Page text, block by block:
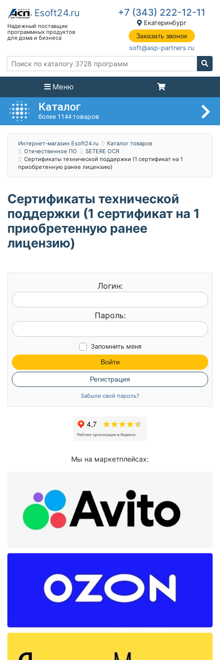
+7 (343) 222-12-11
Екатеринбург
Заказать звонок
soft@asp-partners.ru
Меню
Каталог
более 1144 товаров
Интернет-магазин Esoft24.ru
Каталог товаров
Отечественное ПО
SETERE OCR
Сертификаты технической поддержки (1 сертификат на 1
приобретенную ранее лицензию)
Сертификаты технической
поддержки (1 сертификат на 1
приобретенную ранее
лицензию)
Логин:
Пароль:
Запомнить меня
Войти
Регистрация
Забыли свой пароль?
Мы на маркетплейсах: